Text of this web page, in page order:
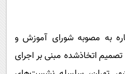
به مصوبه شورای آموزش و
اتخاذشده مبنی بر اجرای